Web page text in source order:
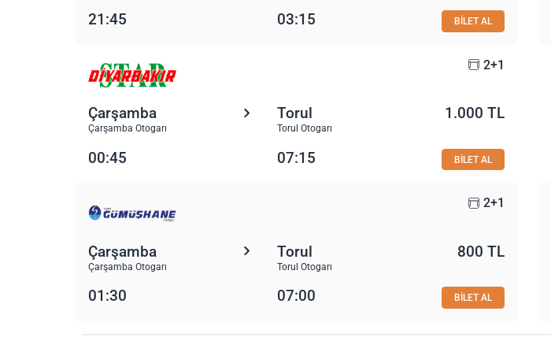
21:45 03:15 BİLET AL
2+1
Çarşamba
Çarşamba Otogarı
Torul
Torul Otogarı
1.000 TL
00:45 07:15 BİLET AL
2+1
Çarşamba
Çarşamba Otogarı
Torul
Torul Otogarı
800 TL
01:30 07:00 BİLET AL